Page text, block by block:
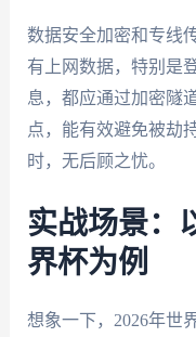
数据安全加密和专线
有上网数据，特别是
息，都应通过加密隧
点，能有效避免被劫
时，无后顾之忧。
实战场景：
界杯为例
想象一下，2026年世